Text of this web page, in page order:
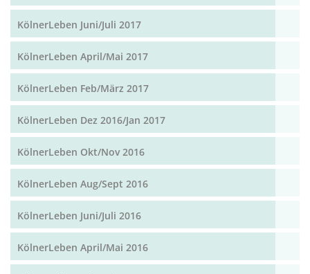
KölnerLeben Juni/Juli 2017
KölnerLeben April/Mai 2017
KölnerLeben Feb/März 2017
KölnerLeben Dez 2016/Jan 2017
KölnerLeben Okt/Nov 2016
KölnerLeben Aug/Sept 2016
KölnerLeben Juni/Juli 2016
KölnerLeben April/Mai 2016